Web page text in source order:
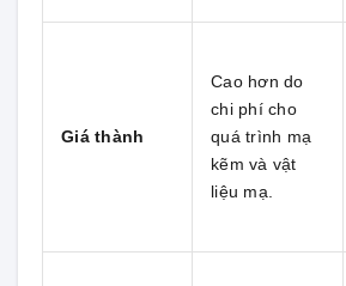
Giá thành
Cao hơn do
chi phí cho
quá trình mạ
kẽm và vật
liệu mạ.